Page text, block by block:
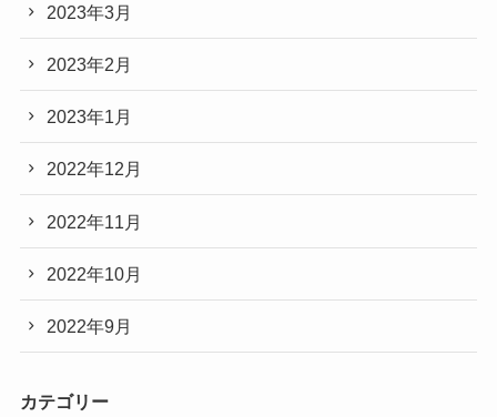
2023年3月
2023年2月
2023年1月
2022年12月
2022年11月
2022年10月
2022年9月
カテゴリー